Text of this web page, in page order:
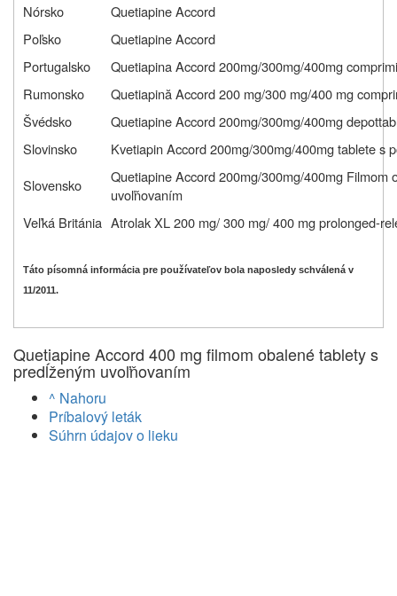
Nórsko
Quetiapine Accord
Poľsko
Quetiapine Accord
Portugalsko
Quetiapina Accord 200mg/300mg/400mg
Rumonsko
Quetiapină Accord 200 mg/300 mg/400 mg
Švédsko
Quetiapine Accord 200mg/300mg/400mg
Slovinsko
Kvetiapin Accord 200mg/300mg/400mg tablete s
Slovensko
Quetiapine Accord 200mg/300mg/400mg Filmom
uvoľňovaním
Veľká Británia Atrolak XL 200 mg/ 300 mg/ 400 mg prolonged-
Táto písomná informácia pre používateľov bola naposledy schválená v
11/2011.
Quetiapine Accord 400 mg filmom obalené tablety s
predĺženým uvoľňovaním
^ Nahoru
Príbalový leták
Súhrn údajov o lieku